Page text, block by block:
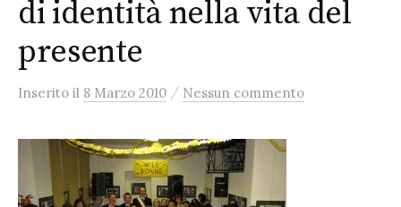
di identità nella vita del
presente
Inserito il 8 Marzo 2010 / Nessun commento